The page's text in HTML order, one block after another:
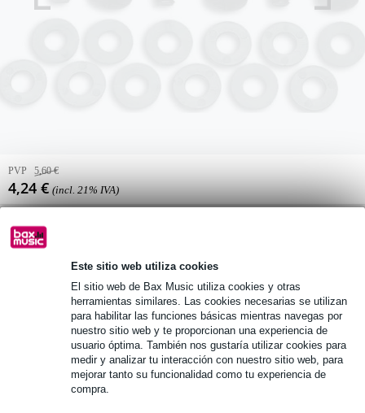
Este sitio web utiliza cookies
El sitio web de Bax Music utiliza cookies y otras
herramientas similares. Las cookies necesarias se utilizan
para habilitar las funciones básicas mientras navegas por
nuestro sitio web y te proporcionan una experiencia de
usuario óptima. También nos gustaría utilizar cookies para
medir y analizar tu interacción con nuestro sitio web, para
mejorar tanto su funcionalidad como tu experiencia de
compra.
PVP 5,60 €
4,24 € (incl. 21% IVA)
Disponibilidad online
Más de 48.000 artículos en stock
1.250 marcas líderes
Información del producto